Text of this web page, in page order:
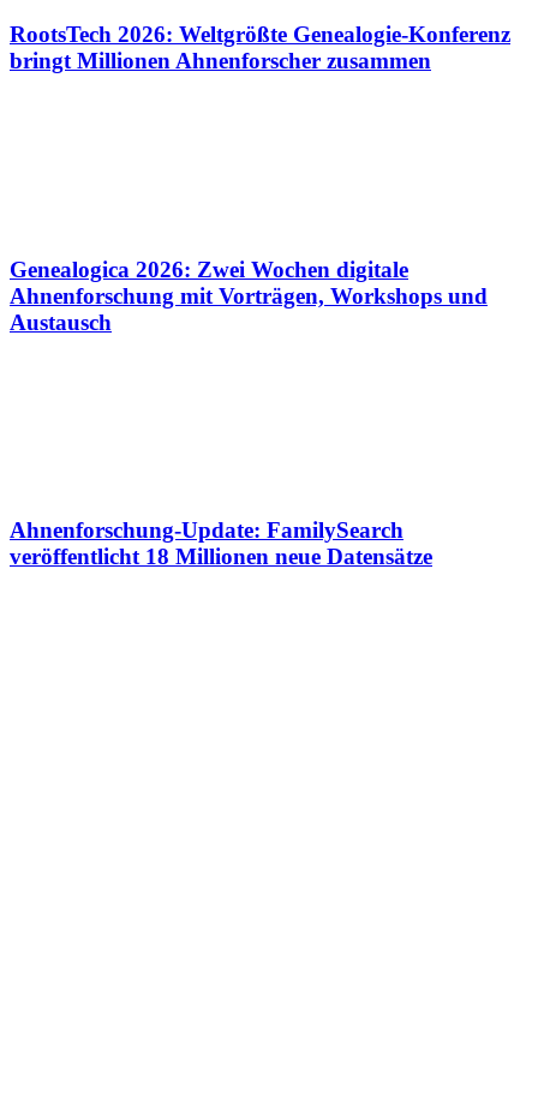
RootsTech 2026: Weltgrößte Genealogie-Konferenz
bringt Millionen Ahnenforscher zusammen
Genealogica 2026: Zwei Wochen digitale
Ahnenforschung mit Vorträgen, Workshops und
Austausch
Ahnenforschung-Update: FamilySearch
veröffentlicht 18 Millionen neue Datensätze